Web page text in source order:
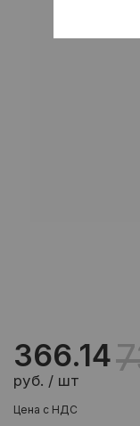
366.14
руб. / шт
Цена с НДС